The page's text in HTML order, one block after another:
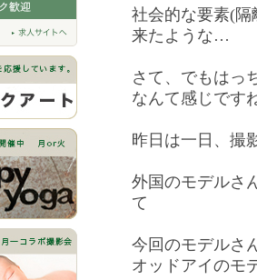
社会的な要素(
来たような…
さて、でもはっ
なんて感じです
昨日は一日、撮
外国のモデルさ
て
今回のモデルさ
オッドアイのモ